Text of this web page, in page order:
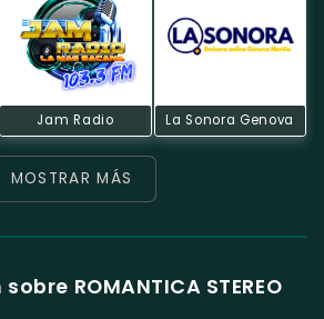
Jam Radio La Sonora Genova
MOSTRAR MÁS
ROMANTICA STEREO